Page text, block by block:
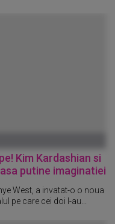
Kim Kardashian si
putine imaginatiei
West, a invatat-o o noua
pe care cei doi l-au...